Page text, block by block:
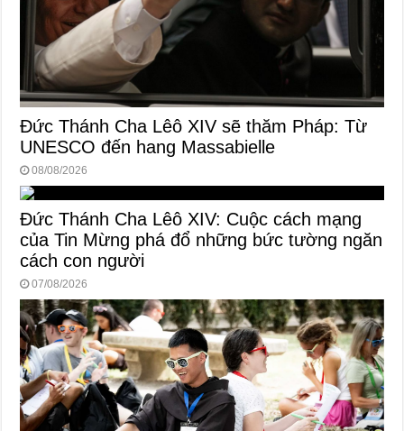
Đức Thánh Cha Lêô XIV sẽ thăm Pháp: Từ
UNESCO đến hang Massabielle
08/08/2026
Đức Thánh Cha Lêô XIV: Cuộc cách mạng
của Tin Mừng phá đổ những bức tường ngăn
cách con người
07/08/2026